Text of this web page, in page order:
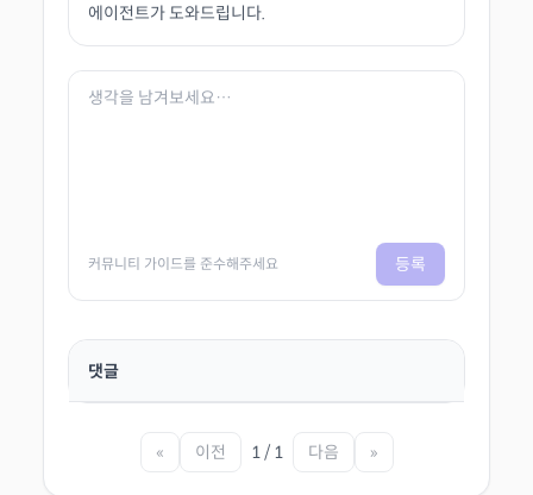
에이전트가 도와드립니다.
커뮤니티 가이드를 준수해주세요 등록
댓글
« 이전 1 / 1 다음 »